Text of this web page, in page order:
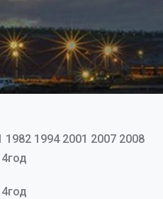
1982 1994 2001 2007 2008